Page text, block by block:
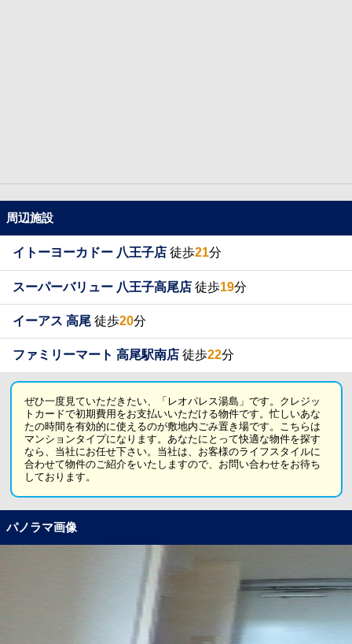
周辺施設
イトーヨーカドー 八王子店 徒歩21分
スーパーバリュー 八王子高尾店 徒歩19分
イーアス 高尾 徒歩20分
ファミリーマート 高尾駅南店 徒歩22分
ぜひ一度見ていただきたい、「レオパレス湯島」です。クレジッ
トカードで初期費用をお支払いいただける物件です。忙しいあな
たの時間を有効的に使えるのが敷地内ごみ置き場です。こちらは
マンションタイプになります。あなたにとって快適な物件を探す
なら、当社にお任せ下さい。当社は、お客様のライフスタイルに
合わせて物件のご紹介をいたしますので、お問い合わせをお待ち
しております。
パノラマ画像